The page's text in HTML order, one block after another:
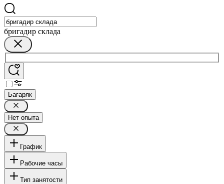
бригадир склада
Багаряк
Нет опыта
График
Рабочие часы
Тип занятости